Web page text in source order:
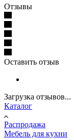
Отзывы
Оставить отзыв
Загрузка отзывов...
Каталог
Распродажа
Мебель для кухни